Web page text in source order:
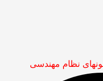
نظام مهندسی